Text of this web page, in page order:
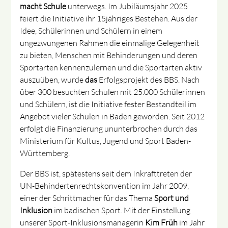
macht Schule unterwegs. Im Jubiläumsjahr 2025
feiert die Initiative ihr 15jähriges Bestehen. Aus der
Idee, Schülerinnen und Schülern in einem
ungezwungenen Rahmen die einmalige Gelegenheit
zu bieten, Menschen mit Behinderungen und deren
Sportarten kennenzulernen und die Sportarten aktiv
auszuüben, wurdedas Erfolgsprojekt des BBS. Nach
über 300 besuchten Schulen mit 25.000 Schülerinnen
und Schülern, ist die Initiative fester Bestandteil im
Angebot vieler Schulen in Baden geworden. Seit 2012
erfolgt die Finanzierung ununterbrochen durch das
Ministerium für Kultus, Jugend und Sport Baden-
Württemberg.
Der BBS ist, spätestens seit dem Inkrafttreten der
UN-Behindertenrechtskonvention im Jahr 2009,
einer der Schrittmacher für das ThemaSport und
Inklusion im badischen Sport. Mit der Einstellung
unserer Sport-Inklusionsmanagerin Kim Früh im Jahr